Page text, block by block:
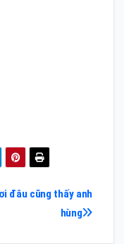
đâu cũng thấy anh
hùng